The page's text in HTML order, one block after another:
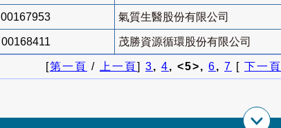
00167953 氣質生醫股份有限公司
00168411 茂勝資源循環股份有限公司
[第一頁 / 上一頁] 3, 4, <5>, 6, 7 [ 下一頁